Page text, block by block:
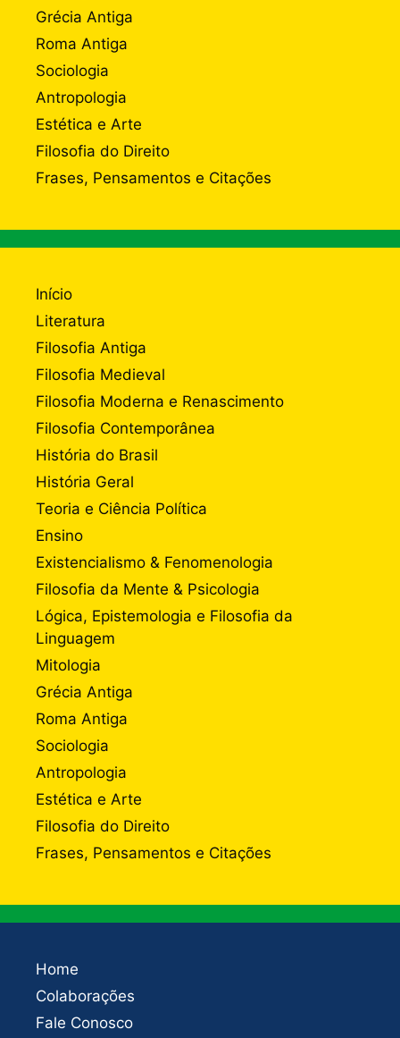
Grécia Antiga
Roma Antiga
Sociologia
Antropologia
Estética e Arte
Filosofia do Direito
Frases, Pensamentos e Citações
Início
Literatura
Filosofia Antiga
Filosofia Medieval
Filosofia Moderna e Renascimento
Filosofia Contemporânea
História do Brasil
História Geral
Teoria e Ciência Política
Ensino
Existencialismo & Fenomenologia
Filosofia da Mente & Psicologia
Lógica, Epistemologia e Filosofia da
Linguagem
Mitologia
Grécia Antiga
Roma Antiga
Sociologia
Antropologia
Estética e Arte
Filosofia do Direito
Frases, Pensamentos e Citações
Home
Colaborações
Fale Conosco